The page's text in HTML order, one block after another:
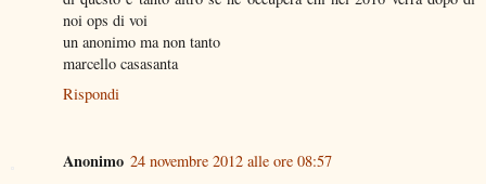
noi ops di voi
un anonimo ma non tanto
marcello casasanta
Rispondi
Anonimo 24 novembre 2012 alle ore 08:57